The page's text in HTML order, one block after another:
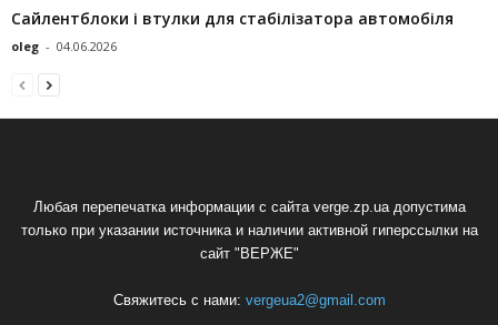
Сайлентблоки і втулки для стабілізатора автомобіля
oleg - 04.06.2026
Любая перепечатка информации с сайта verge.zp.ua допустима
только при указании источника и наличии активной гиперссылки на
сайт "ВЕРЖЕ"
Свяжитесь с нами: vergeua2@gmail.com